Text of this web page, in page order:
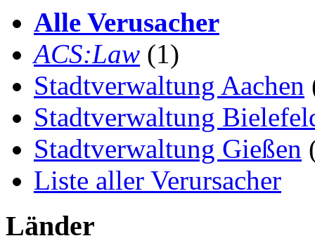
Alle Verusacher
ACS:Law (1)
Stadtverwaltung Aachen
Stadtverwaltung
Stadtverwaltung Gießen
Liste aller Verursacher
Länder